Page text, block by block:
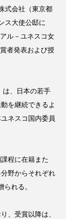
冷え
ワード
式会社（東京都
ス大使公邸に
ル－ユネスコ女
者発表および授
は、日本の若手
を継続できるよ
ネスコ国内委員
程に在籍また
野からそれぞれ
れる。
、受賞以降は、